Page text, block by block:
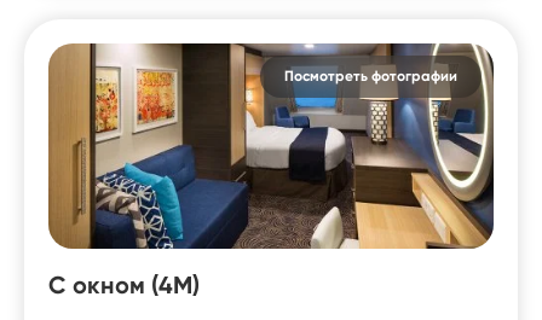
Посмотреть фотографии
С окном (4M)